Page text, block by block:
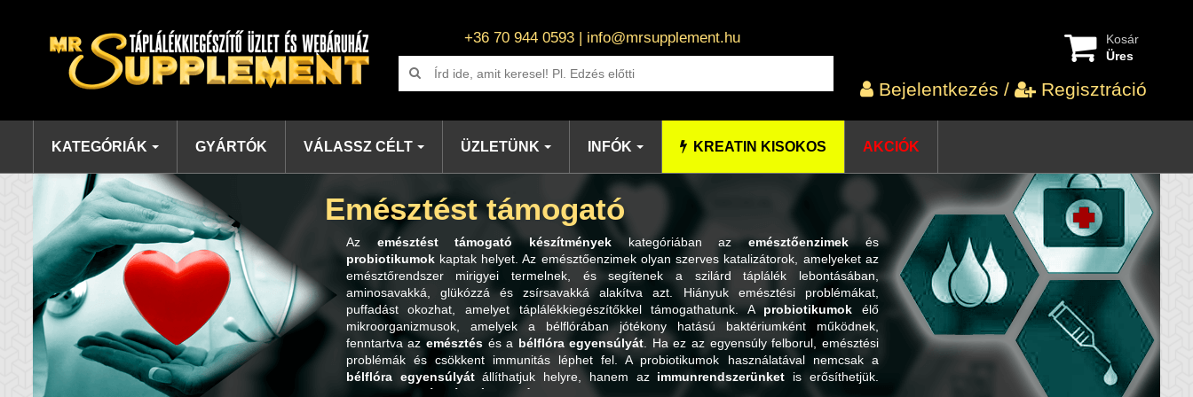
+36 70 944 0593 | info@mrsupplement.hu
Kosár
Üres
Bejelentkezés / Regisztráció
KATEGÓRIÁK GYÁRTÓK VÁLASSZ CÉLT ÜZLETÜNK INFÓK KREATIN KISOKOS AKCIÓK
Emésztést támogató
Az emésztést támogató készítményekkategóriában azemésztőenzimekés
probiotikumokkaptak helyet. Az emésztőenzimek olyan szerves katalizátorok, amelyeket az
emésztőrendszer mirigyei termelnek, és segítenek a szilárd táplálék lebontásában,
aminosavakká, glükózzá és zsírsavakká alakítva azt. Hiányuk emésztési problémákat,
puffadást okozhat, amelyet táplálékkiegészítőkkel támogathatunk. Aprobiotikumok élő
mikroorganizmusok, amelyek a bélflórában jótékony hatású baktériumként működnek,
fenntartva az emésztésés a bélflóra egyensúlyát. Ha ez az egyensúly felborul, emésztési
problémák és csökkent immunitás léphet fel. A probiotikumok használatával nemcsak a
bélflóra egyensúlyátállíthatjuk helyre, hanem az immunrendszerünket is erősíthetjük.
Fedezd fel
emésztést támogató